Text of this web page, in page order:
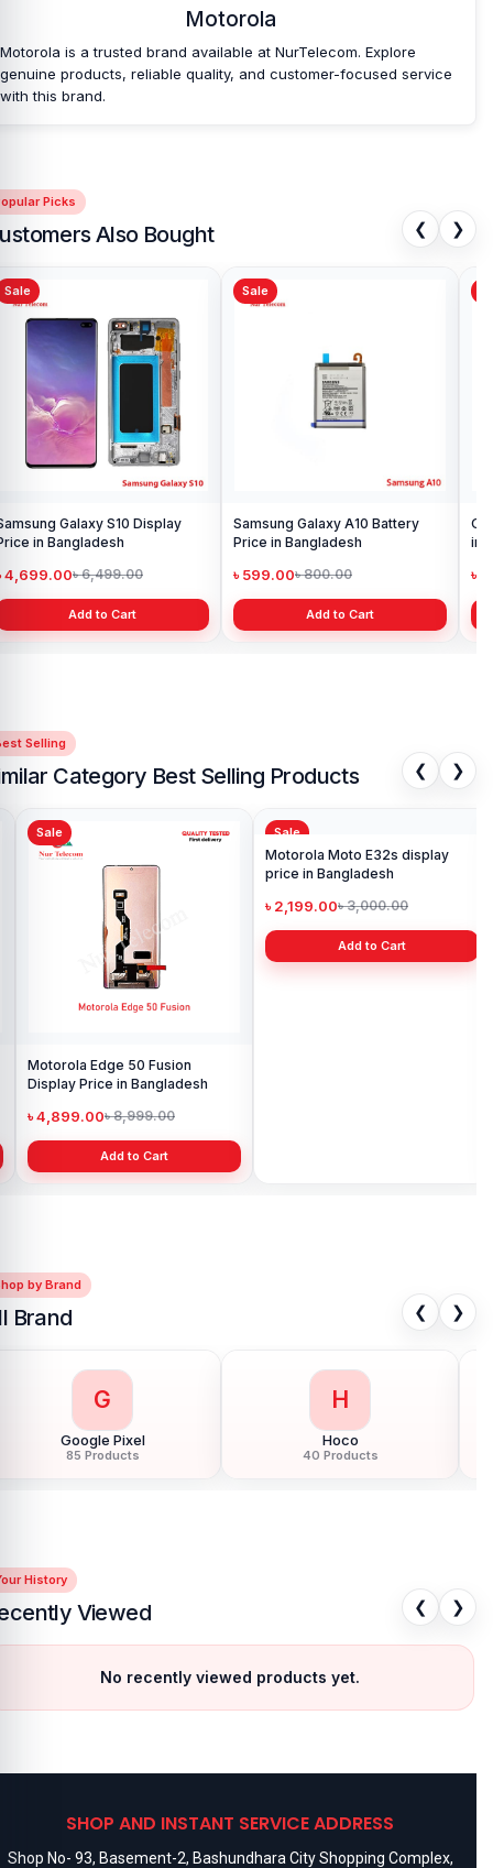
Motorola
Motorola is a trusted brand available at NurTelecom. Explore
genuine products, reliable quality, and customer-focused service
with this brand.
Picks
Also Bought ❮ ❯
Sale
Galaxy S10 Display
in Bangladesh
4,699.00৳ 6,499.00
Add to Cart
Sale
Samsung Galaxy A10 Battery
Price in Bangladesh
৳ 599.00৳ 800.00
Add to Cart
in
৳
Selling
Category Best Selling Products ❮ ❯
Sale
Edge 50 Fusion
Price in Bangladesh
4,899.00৳ 8,999.00
Add to Cart
Sale
by Brand
Brand ❮ ❯
G
Google Pixel
85 Products
H
Hoco
40 Products
History
Viewed ❮ ❯
No recently viewed products yet.
SHOP AND INSTANT SERVICE ADDRESS
Shop No- 93, Basement-2, Bashundhara City Shopping Complex,